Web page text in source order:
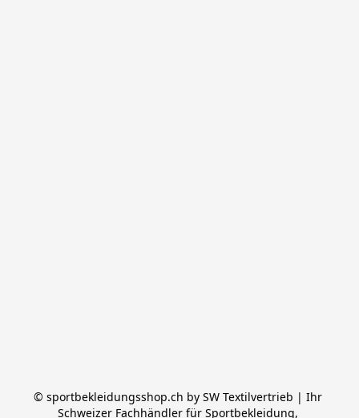
© sportbekleidungsshop.ch by SW Textilvertrieb | Ihr
Schweizer Fachhändler für Sportbekleidung,